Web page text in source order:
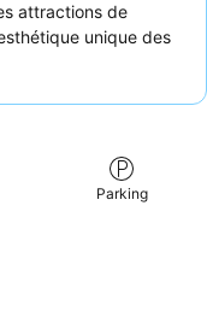
attractions de
unique des
d'accueil
et sa variété,
la salle de petit-
pensez à
Parking